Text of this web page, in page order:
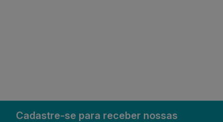
Cadastre-se para receber nossas